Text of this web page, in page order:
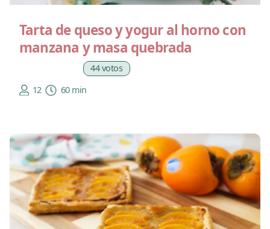
Tarta de queso y yogur al horno con
manzana y masa quebrada
44 votos
12
60 min